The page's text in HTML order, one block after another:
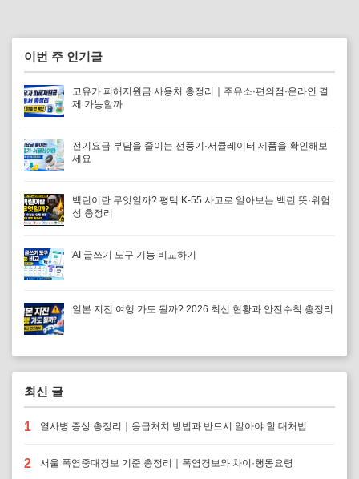
이번 주 인기글
고유가 피해지원금 사용처 총정리｜주유소·편의점·온라인 결
제 가능할까
전기요금 부담을 줄이는 선풍기·서큘레이터 제품을 확인해보
세요
백린이란 무엇일까? 평택 K-55 사고로 알아보는 백린 뜻·위험
성 총정리
AI 글쓰기 도구 기능 비교하기
일본 지진 여행 가도 될까? 2026 최신 현황과 안전수칙 총정리
최신 글
1 열사병 증상 총정리｜응급처치 방법과 반드시 알아야 할 대처법
2 서울 폭염중대경보 기준 총정리｜폭염경보와 차이·행동요령